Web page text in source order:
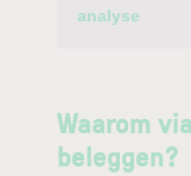
analyse
Waarom
beleggen?